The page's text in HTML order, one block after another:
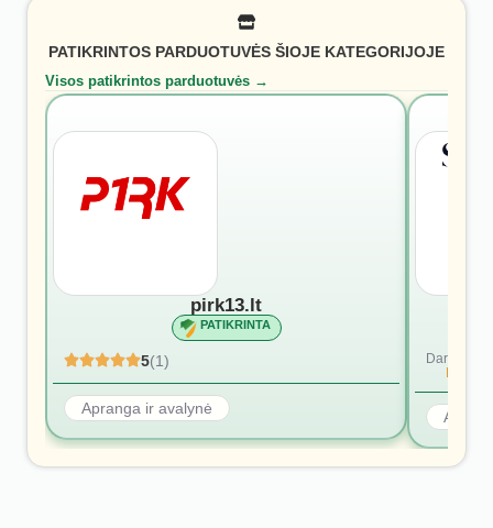
PATIKRINTOS PARDUOTUVĖS ŠIOJE KATEGORIJOJE
Visos patikrintos parduotuvės →
pirk13.lt
PATIKRINTA
5(1)
Apranga ir avalynė
Dar nėra